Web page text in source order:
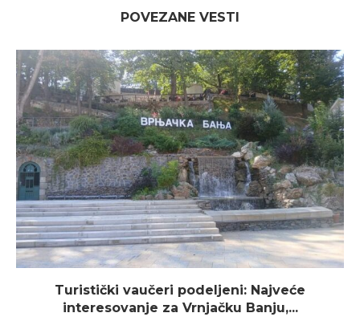
POVEZANE VESTI
Turistički vaučeri podeljeni: Najveće
interesovanje za Vrnjačku Banju,...